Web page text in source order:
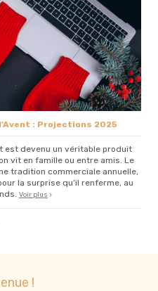
: Projections 2025
est devenu un véritable produit
vit en famille ou entre amis. Le
tradition commerciale annuelle,
la surprise qu’il renferme, au
Voir plus
!